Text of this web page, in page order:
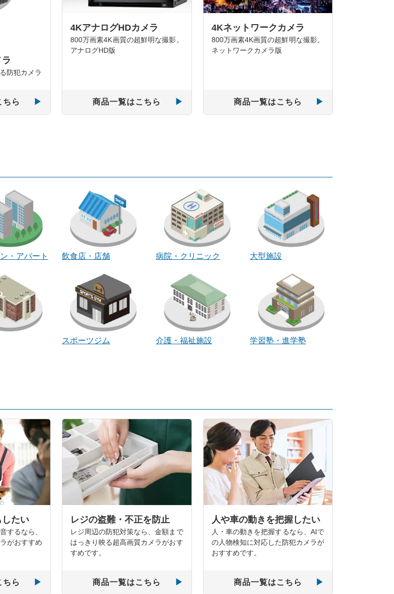
防犯カメラ
ちら
4KアナログHDカメラ
800万画素4K画質の超鮮明な撮影。
アナログHD版
商品一覧はこちら
4Kネットワークカメラ
800万画素4K画質の超鮮明な撮影。
ネットワークカメラ版
商品一覧はこちら
・アパート 飲食店・店舗 病院・クリニック 大型施設
スポーツジム 介護・福祉施設 学習塾・進学塾
たい
するなら、
がおすすめ
ちら
レジの盗難・不正を防止
レジ周辺の防犯対策なら、金額まで
はっきり映る超高画質カメラがおす
すめです。
商品一覧はこちら
人や車の動きを把握したい
人・車の動きを把握するなら、AIで
の人物検知に対応した防犯カメラが
おすすめです。
商品一覧はこちら